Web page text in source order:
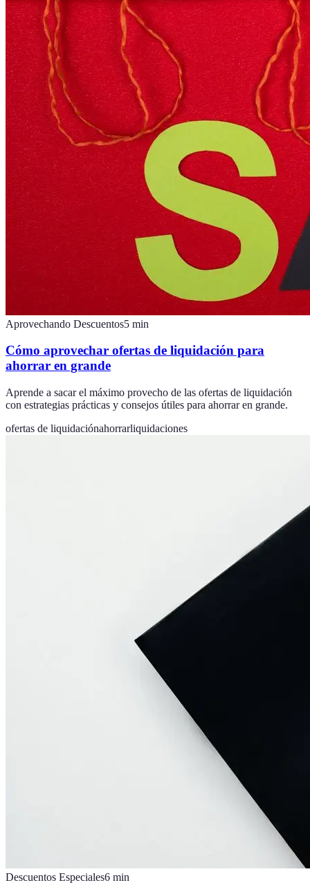
Aprovechando Descuentos5 min
Cómo aprovechar ofertas de liquidación para
ahorrar en grande
Aprende a sacar el máximo provecho de las ofertas de liquidación
con estrategias prácticas y consejos útiles para ahorrar en grande.
ofertas de liquidaciónahorrarliquidaciones
Descuentos Especiales6 min